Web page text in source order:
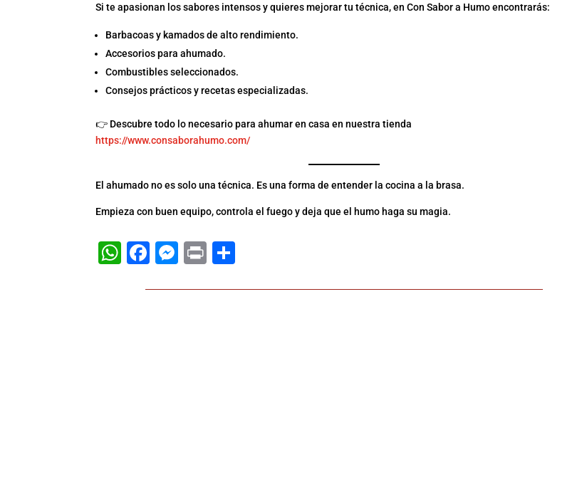
Si te apasionan los sabores intensos y quieres mejorar tu técnica, en Con Sabor a Humo encontrarás:
Barbacoas y kamados de alto rendimiento.
Accesorios para ahumado.
Combustibles seleccionados.
Consejos prácticos y recetas especializadas.
👉 Descubre todo lo necesario para ahumar en casa en nuestra tienda
https://www.consaborahumo.com/
El ahumado no es solo una técnica. Es una forma de entender la cocina a la brasa.
Empieza con buen equipo, controla el fuego y deja que el humo haga su magia.
WhatsApp
Facebook
Messenger
Print